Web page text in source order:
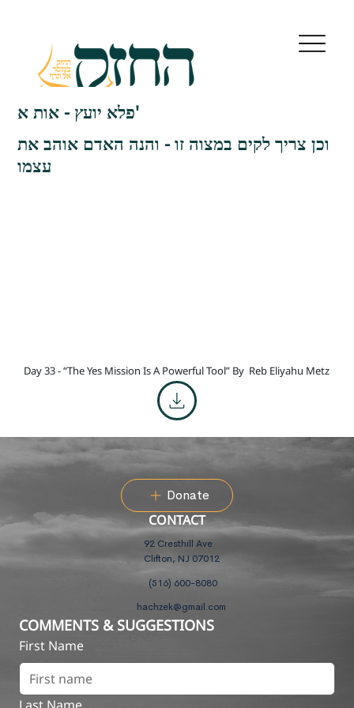
פלא יועץ - אות א'
וכן צריך לקים במצוה זו - והנה האדם אוהב את
עצמו
Day 33 - “The Yes Mission Is A Powerful Tool” By Reb Eliyahu Metz
Donate
CONTACT
92 Cresthill Ave
Clifton, NJ 07012
(516) 600-8080
hachzek@gmail.com
COMMENTS & SUGGESTIONS
First Name